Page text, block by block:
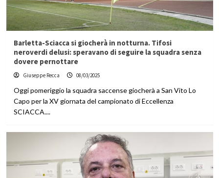
Barletta-Sciacca si giocherà in notturna. Tifosi
neroverdi delusi: speravano di seguire la squadra senza
dovere pernottare
Giuseppe Recca 08/03/2025
Oggi pomeriggio la squadra saccense giocherà a San Vito Lo
Capo per la XV giornata del campionato di Eccellenza
SCIACCA....